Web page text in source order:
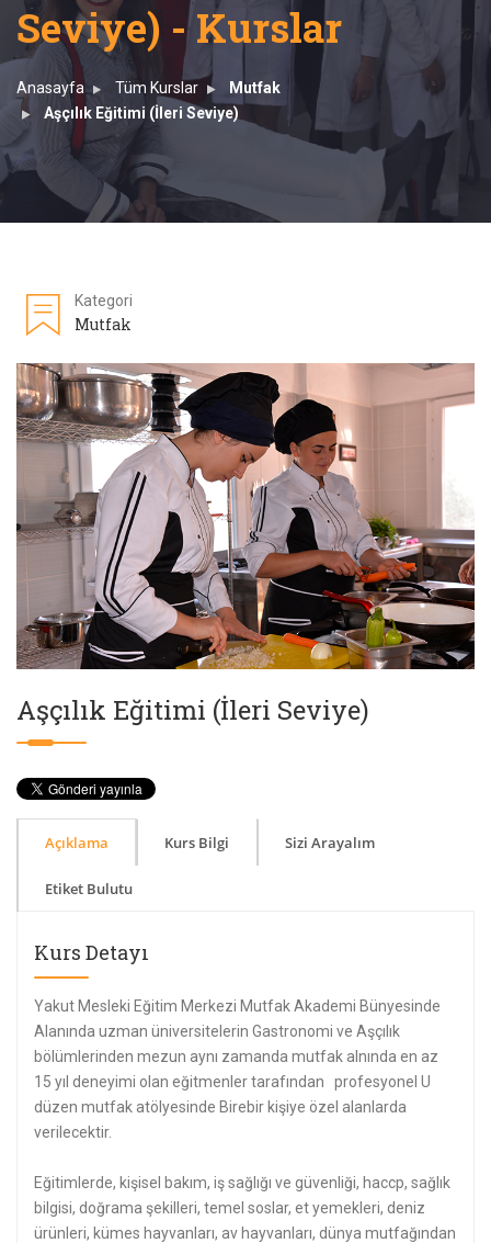
Seviye) - Kurslar
Anasayfa Tüm Kurslar
Mutfak
Aşçılık Eğitimi (İleri Seviye)
Kategori
Mutfak
Aşçılık Eğitimi (İleri Seviye)
Açıklama Kurs Bilgi Sizi Arayalım
Etiket Bulutu
Kurs Detayı
Yakut Mesleki Eğitim Merkezi Mutfak Akademi Bünyesinde
Alanında uzman üniversitelerin Gastronomi ve Aşçılık
bölümlerinden mezun aynı zamanda mutfak alnında en az
15 yıl deneyimi olan eğitmenler tarafından profesyonel U
düzen mutfak atölyesinde Birebir kişiye özel alanlarda
verilecektir.
Eğitimlerde, kişisel bakım, iş sağlığı ve güvenliği, haccp, sağlık
bilgisi, doğrama şekilleri, temel soslar, et yemekleri, deniz
ürünleri, kümes hayvanları, av hayvanları, dünya mutfağından